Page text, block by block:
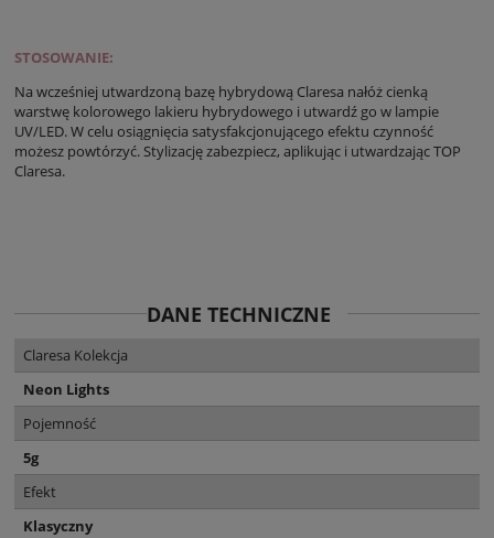
STOSOWANIE:
Na wcześniej utwardzoną bazę hybrydową Claresa nałóż cienką
warstwę kolorowego lakieru hybrydowego i utwardź go w lampie
UV/LED. W celu osiągnięcia satysfakcjonującego efektu czynność
możesz powtórzyć. Stylizację zabezpiecz, aplikując i utwardzając TOP
Claresa.
DANE TECHNICZNE
Claresa Kolekcja
Neon Lights
Pojemność
5g
Efekt
Klasyczny